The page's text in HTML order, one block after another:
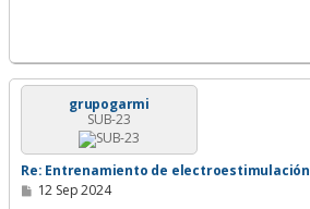
grupogarmi
SUB-23
Re: Entrenamiento de electroestimulación
M12 Sep 2024